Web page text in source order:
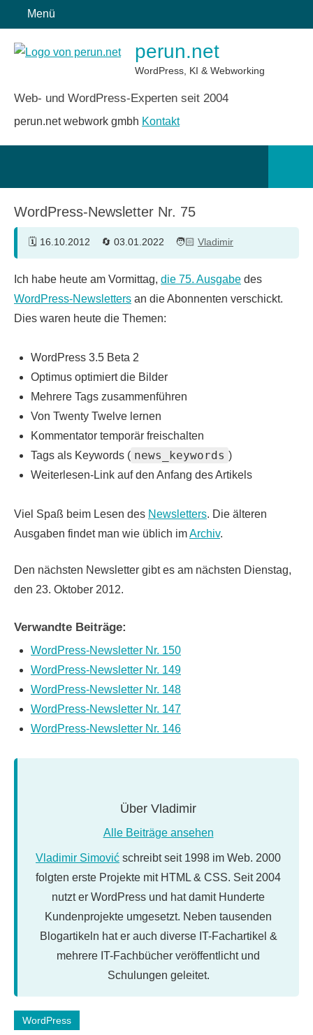
Inhalt
springen
Menü
perun.net
WordPress, KI & Webworking
Web- und WordPress-Experten seit 2004
perun.net webwork gmbh Kontakt
WordPress-Newsletter Nr. 75
16.10.2012 03.01.2022 Vladimir
Ich habe heute am Vormittag, die 75. Ausgabe des
WordPress-Newsletters an die Abonnenten verschickt.
Dies waren heute die Themen:
WordPress 3.5 Beta 2
Optimus optimiert die Bilder
Mehrere Tags zusammenführen
Von Twenty Twelve lernen
Kommentator temporär freischalten
Tags als Keywords ( news_keywords )
Weiterlesen-Link auf den Anfang des Artikels
Viel Spaß beim Lesen des Newsletters. Die älteren
Ausgaben findet man wie üblich imArchiv.
Den nächsten Newsletter gibt es am nächsten Dienstag,
den 23. Oktober 2012.
Verwandte Beiträge:
WordPress-Newsletter Nr. 150
WordPress-Newsletter Nr. 149
WordPress-Newsletter Nr. 148
WordPress-Newsletter Nr. 147
WordPress-Newsletter Nr. 146
Über Vladimir
Alle Beiträge ansehen
Vladimir Simović schreibt seit 1998 im Web. 2000
folgten erste Projekte mit HTML & CSS. Seit 2004
nutzt er WordPress und hat damit Hunderte
Kundenprojekte umgesetzt. Neben tausenden
Blogartikeln hat er auch diverse IT-Fachartikel &
mehrere IT-Fachbücher veröffentlicht und
Schulungen geleitet.
Schlagwörter:
WordPress